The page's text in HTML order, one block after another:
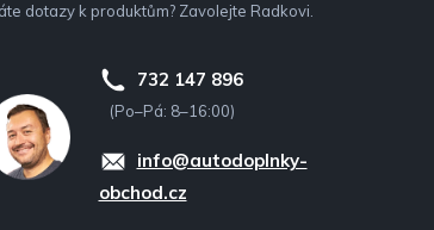
dotazy k produktům? Zavolejte Radkovi.
732 147 896
(Po–Pá: 8–16:00)
info@autodoplnky-
obchod.cz